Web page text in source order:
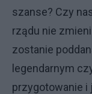
szanse? Czy
rządu nie
zostanie
legendarnym
przygotowanie i